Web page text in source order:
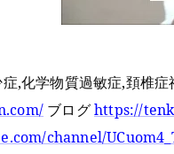
,化学物質過敏症,頚椎
ブログhttps://
channel/